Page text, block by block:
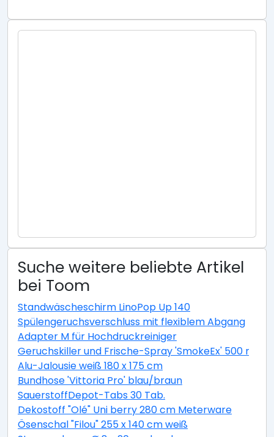
Suche weitere beliebte Artikel
bei Toom
Standwäscheschirm LinoPop Up 140
Spülengeruchsverschluss mit flexiblem Abgang
Adapter M für Hochdruckreiniger
Geruchskiller und Frische-Spray 'SmokeEx' 500 ml
Alu-Jalousie weiß 180 x 175 cm
Bundhose 'Vittoria Pro' blau/braun
SauerstoffDepot-Tabs 30 Tab.
Dekostoff "Olé" Uni berry 280 cm Meterware
Ösenschal "Filou" 255 x 140 cm weiß